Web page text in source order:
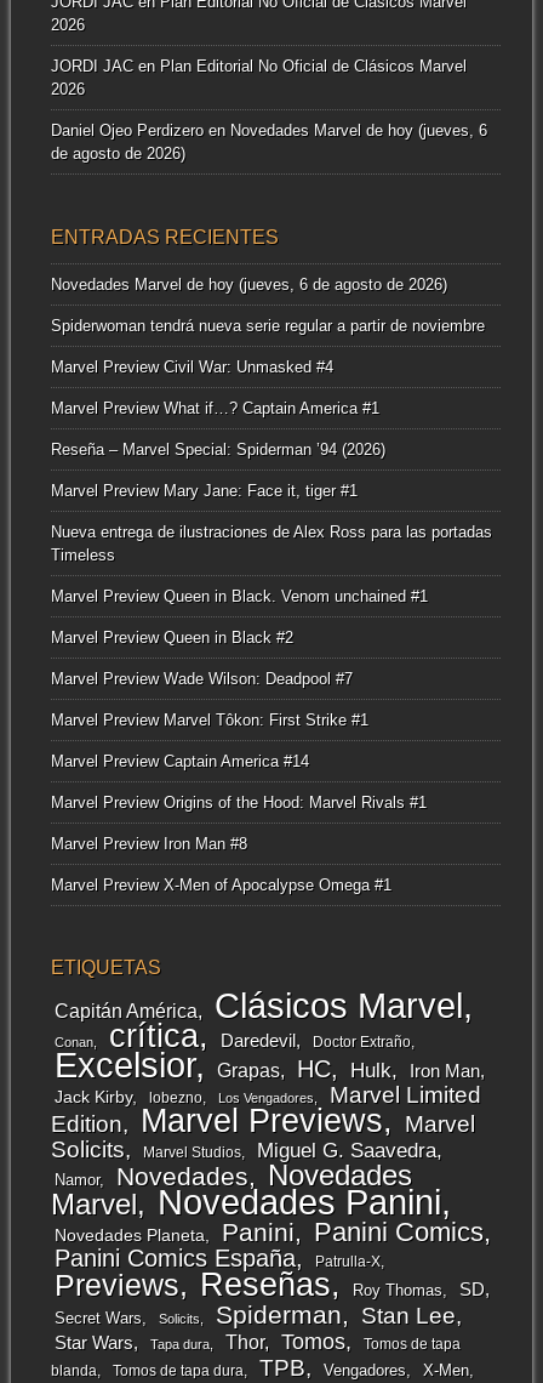
2026
JORDI JACen Plan Editorial No Oficial de Clásicos Marvel
2026
Daniel Ojeo Perdizeroen Novedades Marvel de hoy (jueves, 6
de agosto de 2026)
ENTRADAS RECIENTES
Novedades Marvel de hoy (jueves, 6 de agosto de 2026)
Spiderwoman tendrá nueva serie regular a partir de noviembre
Marvel Preview Civil War: Unmasked #4
Marvel Preview What if…? Captain America #1
Reseña – Marvel Special: Spiderman ’94 (2026)
Marvel Preview Mary Jane: Face it, tiger #1
Nueva entrega de ilustraciones de Alex Ross para las portadas
Timeless
Marvel Preview Queen in Black. Venom unchained #1
Marvel Preview Queen in Black #2
Marvel Preview Wade Wilson: Deadpool #7
Marvel Preview Marvel Tôkon: First Strike #1
Marvel Preview Captain America #14
Marvel Preview Origins of the Hood: Marvel Rivals #1
Marvel Preview Iron Man #8
Marvel Preview X-Men of Apocalypse Omega #1
ETIQUETAS
Capitán América Clásicos Marvel
Conan crítica Daredevil Doctor Extraño
Excelsior Grapas HC Hulk Iron Man
Jack Kirby lobezno Los Vengadores
Marvel Limited
Edition
Marvel Previews
Marvel
Solicits
Marvel Studios Miguel G. Saavedra
Namor Novedades
Novedades
Marvel
Novedades Panini
Novedades Planeta Panini Panini Comics
Panini Comics España Patrulla-X
Previews Reseñas Roy Thomas SD
Secret Wars Solicits Spiderman Stan Lee
Star Wars Tapa dura Thor Tomos
Tomos de tapa
blanda
Tomos de tapa dura TPB Vengadores X-Men